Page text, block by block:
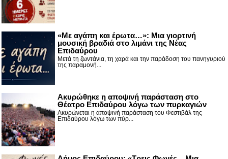
«Με αγάπη και έρωτα…»: Μια γιορτινή
μουσική βραδιά στο λιμάνι της Νέας
Επιδαύρου
Μετά τη ζωντάνια, τη χαρά και την παράδοση του πανηγυριού
της παραμονή...
Ακυρώθηκε η αποψινή παράσταση στο
Θέατρο Επιδαύρου λόγω των πυρκαγιών
Ακυρώνεται η αποψινή παράσταση του Φεστιβάλ της
Επιδαύρου λόγω των πύρ...